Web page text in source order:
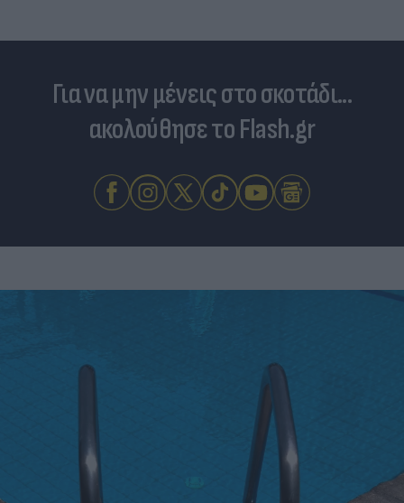
Για να μην μένεις στο σκοτάδι...
ακολούθησε το Flash.gr